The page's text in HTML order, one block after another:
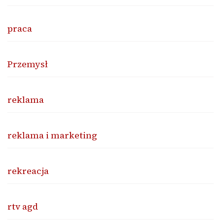
praca
Przemysł
reklama
reklama i marketing
rekreacja
rtv agd